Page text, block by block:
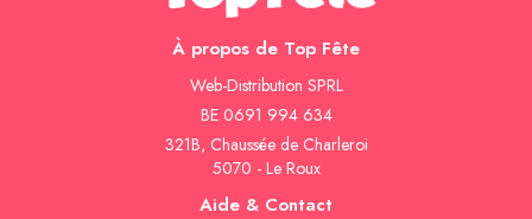
À propos de Top Fête
Web-Distribution SPRL
BE 0691 994 634
321B, Chaussée de Charleroi
5070 - Le Roux
Aide & Contact